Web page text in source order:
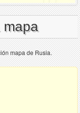
mapa
mapa de Rusia.